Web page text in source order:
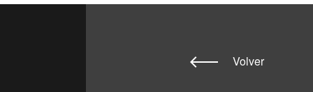
Volver